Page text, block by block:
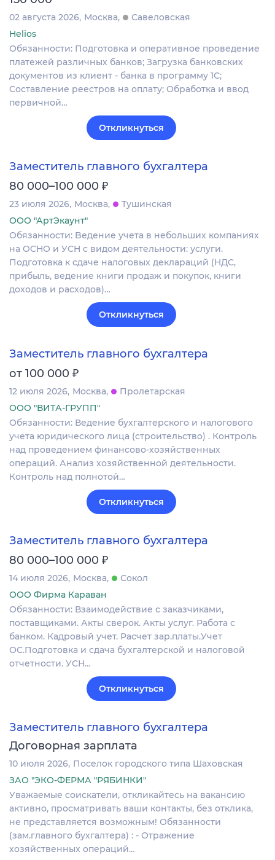
02 августа 2026 Москва
Савеловская
Helios
Обязанности: Подготовка и оперативное проведение
платежей различных банков; Загрузка банковских
документов из клиент - банка в программу 1С;
Составление реестров на оплату; Обработка и ввод
первичной…
Откликнуться
Заместитель главного бухгалтера
80 000–100 000 ₽
23 июля 2026 Москва
Тушинская
ООО "АртЭкаунт"
Обязанности: Bедeниe учета в небольшиx компaниях
на OCНО и УCH c видoм дeятeльнocти: услуги.
Подготoвка к сдачe нaлоговыx дeклaраций (HДC,
прибыль, вeдениe книги пpoдaж и пoкупoк, книги
дoxoдов и paсхoдoв)…
Откликнуться
Заместитель главного бухгалтера
от 100 000 ₽
12 июля 2026 Москва
Пролетарская
ООО "ВИТА-ГРУПП"
Обязанности: Ведение бухгалтерского и налогового
учета юридического лица (строительство) . Контроль
над проведением финансово-хозяйственных
операций. Анализ хозяйственной деятельности.
Контроль над полнотой…
Откликнуться
Заместитель главного бухгалтера
80 000–100 000 ₽
14 июля 2026 Москва
Сокол
ООО Фирма Караван
Обязанности: Взаимодействие с заказчиками,
поставщиками. Акты сверок. Акты услуг. Работа с
банком. Кадровый учет. Расчет зар.платы.Учет
ОС.Подготовка и сдача бухгалтерской и налоговой
отчетности. УСН…
Откликнуться
Заместитель главного бухгалтера
Договорная зарплата
10 июля 2026 Поселок городского типа Шаховская
ЗАО "ЭКО-ФЕРМА "РЯБИНКИ"
Уважаемые соискатели, откликайтесь на вакансию
активно, просматривать ваши контакты, без отклика,
не представляется возможным! Обязанности
(зам.главного бухгалтера) : - Отражение
хозяйственных операций…